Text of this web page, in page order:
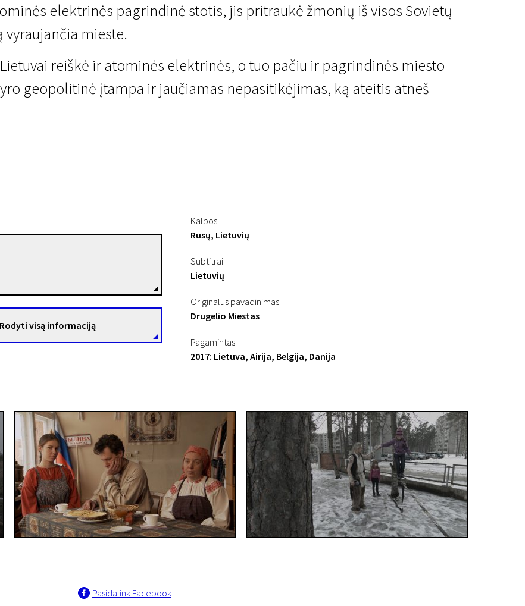
elektrinės pagrindinė stotis, jis pritraukė žmonių iš visos Sovietų
mieste.
reiškė ir atominės elektrinės, o tuo pačiu ir pagrindinės miesto
geopolitinė įtampa ir jaučiamas nepasitikėjimas, ką ateitis atneš
Rodyti visą informaciją
Kalbos
Rusų, Lietuvių
Subtitrai
Lietuvių
Originalus pavadinimas
Drugelio Miestas
Pagamintas
2017: Lietuva, Airija, Belgija, Danija
Pasidalink Facebook